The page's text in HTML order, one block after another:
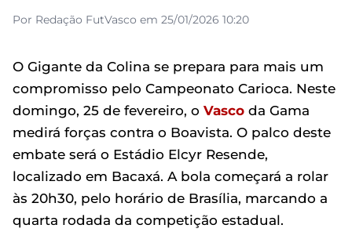
Por Redação FutVasco em 25/01/2026 10:20
O Gigante da Colina se prepara para mais um
compromisso pelo Campeonato Carioca. Neste
domingo, 25 de fevereiro, o Vasco da Gama
medirá forças contra o Boavista. O palco deste
embate será o Estádio Elcyr Resende,
localizado em Bacaxá. A bola começará a rolar
às 20h30, pelo horário de Brasília, marcando a
quarta rodada da competição estadual.